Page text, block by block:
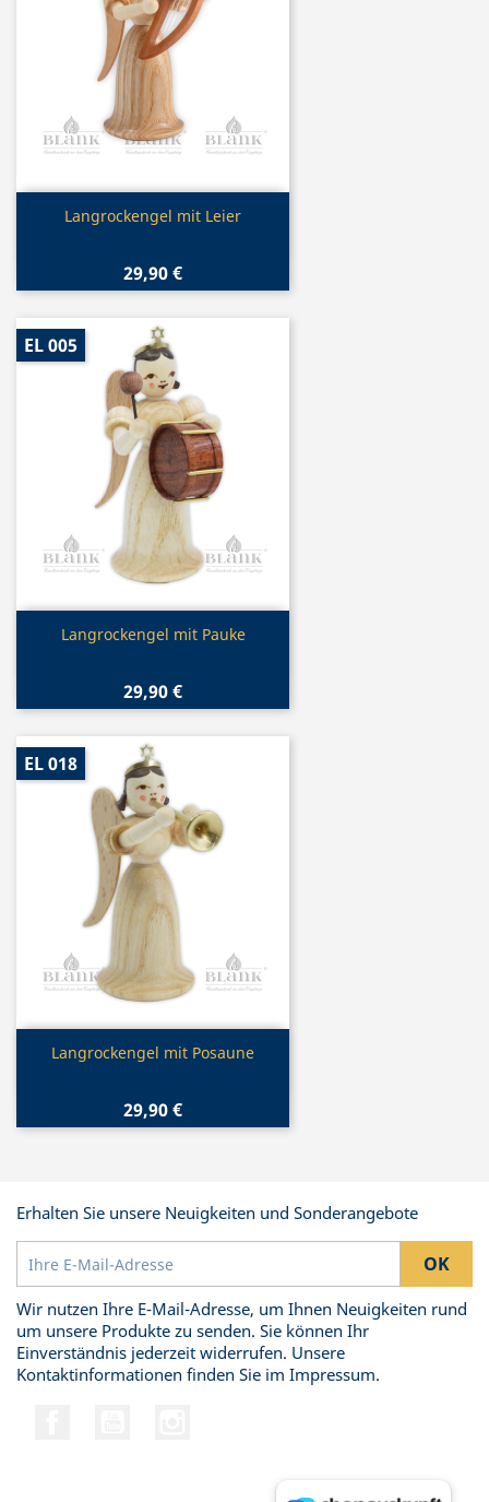
Vorschau
Langrockengel mit Leier
29,90 €
Vorschau
Langrockengel mit Pauke
29,90 €
EL 005
Vorschau
Langrockengel mit Posaune
29,90 €
EL 018
Erhalten Sie unsere Neuigkeiten und Sonderangebote
Wir nutzen Ihre E-Mail-Adresse, um Ihnen Neuigkeiten rund
um unsere Produkte zu senden. Sie können Ihr
Einverständnis jederzeit widerrufen. Unsere
Kontaktinformationen finden Sie im Impressum.